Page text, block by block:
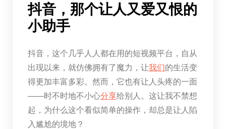
抖音，那个让人又爱又恨的
小助手
抖音，这个几乎人人都在用的短视频平台，自从
出现以来，就仿佛拥有了魔力，让我们的生活变
得更加丰富多彩。然而，它也有让人头疼的一面
——时不时地不小心分享给别人。这让我不禁想
起，为什么这个看似简单的操作，却总是让人陷
入尴尬的境地？